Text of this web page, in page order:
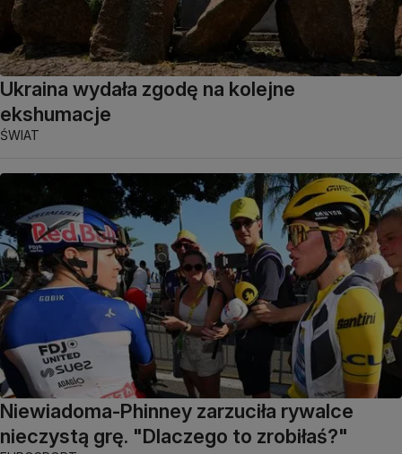
Ukraina wydała zgodę na kolejne
ekshumacje
ŚWIAT
Niewiadoma-Phinney zarzuciła rywalce
nieczystą grę. "Dlaczego to zrobiłaś?"